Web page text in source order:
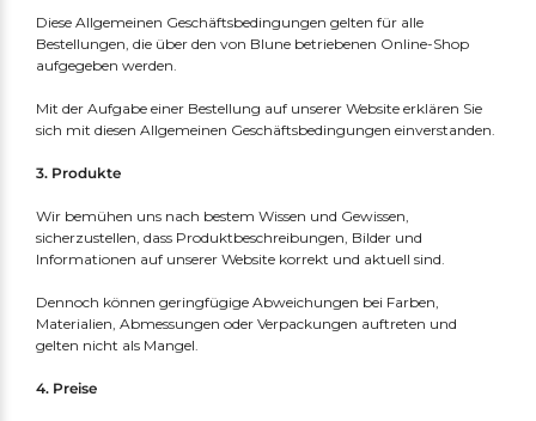
Diese Allgemeinen Geschäftsbedingungen gelten für alle
Bestellungen, die über den von Blune betriebenen Online-Shop
aufgegeben werden.
Mit der Aufgabe einer Bestellung auf unserer Website erklären Sie
sich mit diesen Allgemeinen Geschäftsbedingungen einverstanden.
3. Produkte
Wir bemühen uns nach bestem Wissen und Gewissen,
sicherzustellen, dass Produktbeschreibungen, Bilder und
Informationen auf unserer Website korrekt und aktuell sind.
Dennoch können geringfügige Abweichungen bei Farben,
Materialien, Abmessungen oder Verpackungen auftreten und
gelten nicht als Mangel.
4. Preise